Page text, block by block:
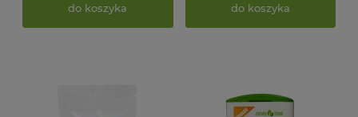
do koszyka do koszyka